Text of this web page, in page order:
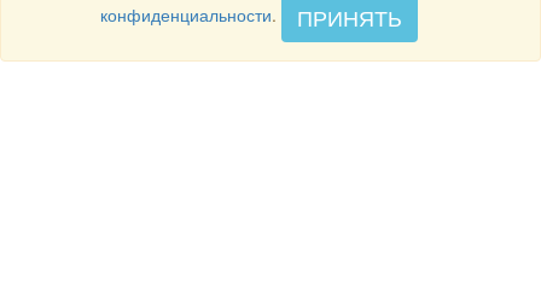
конфиденциальности. ПРИНЯТЬ